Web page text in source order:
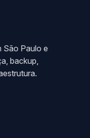
São Paulo e
backup,